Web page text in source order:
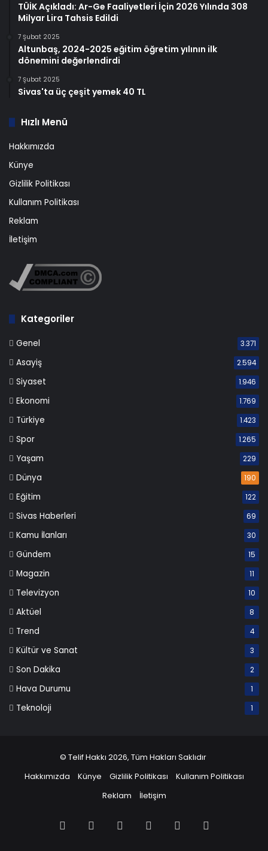
TÜİK Açıkladı: Ar-Ge Faaliyetleri İçin 2026 Yılında 308
Milyar Lira Tahsis Edildi
7 Şubat 2025
Altunbaş, 2024-2025 eğitim öğretim yılının ilk
dönemini değerlendirdi
7 Şubat 2025
Sivas'ta üç çeşit yemek 40 TL
Hızlı Menü
Hakkımızda
Künye
Gizlilik Politikası
Kullanım Politikası
Reklam
İletişim
Kategoriler
Genel 3.371
Asayiş 2.594
Siyaset 1.946
Ekonomi 1.769
Türkiye 1.423
Spor 1.265
Yaşam 229
Dünya 190
Eğitim 122
Sivas Haberleri 69
Kamu İlanları 30
Gündem 15
Magazin 11
Televizyon 10
Aktüel 8
Trend 4
Kültür ve Sanat 3
Son Dakika 2
Hava Durumu 1
Teknoloji 1
© Telif Hakkı 2026, Tüm Hakları Saklıdır
Hakkımızda
Künye Gizlilik Politikası
Kullanım Politikası
Reklam
İletişim
Facebook PinterestLinkedInYouTube